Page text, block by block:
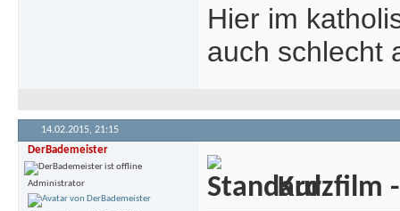
Hier im
auch schlecht
14.02.2015, 21:15
DerBademeister
Administrator Kurzfilm -